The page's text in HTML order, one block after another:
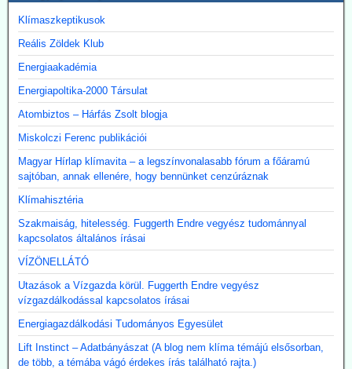
Klímaszkeptikusok
Reális Zöldek Klub
Energiaakadémia
Energiapoltika-2000 Társulat
Atombiztos – Hárfás Zsolt blogja
Miskolczi Ferenc publikációi
Magyar Hírlap klímavita – a legszínvonalasabb fórum a főáramú
sajtóban, annak ellenére, hogy bennünket cenzúráznak
Klímahisztéria
Szakmaiság, hitelesség. Fuggerth Endre vegyész tudománnyal
kapcsolatos általános írásai
VÍZÖNELLÁTÓ
Utazások a Vízgazda körül. Fuggerth Endre vegyész
vízgazdálkodással kapcsolatos írásai
Energiagazdálkodási Tudományos Egyesület
Lift Instinct – Adatbányászat (A blog nem klíma témájú elsősorban,
de több, a témába vágó érdekes írás található rajta.)